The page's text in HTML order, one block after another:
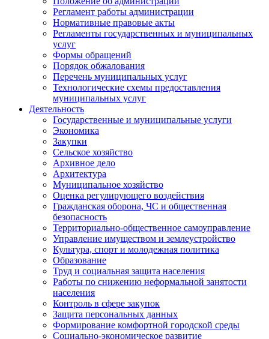
Регламент работы администрации
Нормативные правовые акты
Регламенты государственных и муниципальных
услуг
Формы обращений
Порядок обжалования
Перечень муниципальных услуг
Технологические схемы предоставления
муниципальных услуг
Деятельность
Государственные и муниципальные услуги
Экономика
Закупки
Сельское хозяйство
Архивное дело
Архитектура
Муниципальное хозяйство
Оценка регулирующего воздействия
Гражданская оборона, ЧС и общественная
безопасность
Территориально-общественное самоуправление
Управление имуществом и землеустройство
Культура, спорт и молодежная политика
Образование
Труд и социальная защита населения
Работы по снижению неформальной занятости
населения
Контроль в сфере закупок
Защита персональных данных
Формирование комфортной городской среды
Социально-экономическое развитие